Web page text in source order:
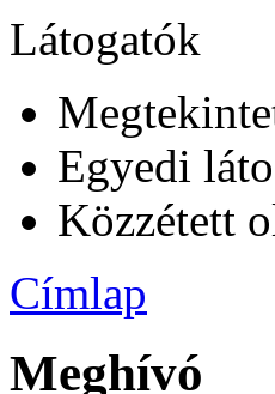
Látogatók
Egyedi
Közzétett
Címlap
Meghívó